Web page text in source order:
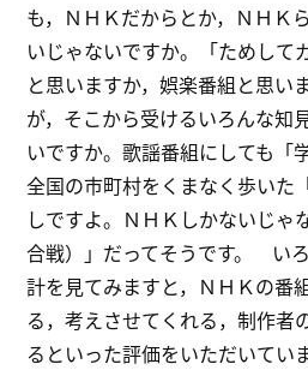
も，ＮＨＫだからとか，ＮＨＫ
いじゃないですか。「ためして
と思いますか，娯楽番組と思い
が，そこから受けるいろんな知
いですか。歌謡番組にしても「
全国の市町村をくまなく歩いた
しですよ。ＮＨＫしかないじゃ
合戦）」だってそうです。 い
計を見てみますと，ＮＨＫの番
る，考えさせてくれる，制作者
るといった評価をいただいてい